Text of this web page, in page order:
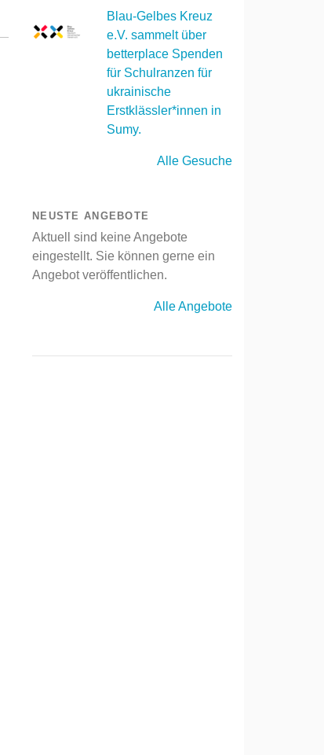
Blau-Gelbes Kreuz
e.V. sammelt über
betterplace Spenden
für Schulranzen für
ukrainische
Erstklässler*innen in
Sumy.
Alle Gesuche
NEUSTE ANGEBOTE
Aktuell sind keine Angebote
eingestellt. Sie können gerne ein
Angebot veröffentlichen.
Alle Angebote